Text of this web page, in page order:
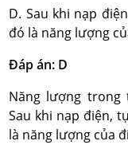
D. Sau khi nạp
đó là năng lượng
Đáp án: D
Năng lượng
Sau khi nạp điện,
là năng lượng của